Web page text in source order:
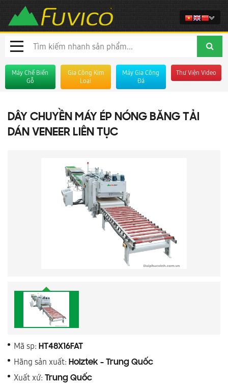
Máy Chế Biến
Gỗ
Gia Công Kim
Loại
Máy Gia Công
Đá
Thư Viện Video
DÂY CHUYỀN MÁY ÉP NÓNG BĂNG TẢI
DÁN VENEER LIÊN TỤC
Mã sp: HT48X16FAT
Hãng sản xuất: Holztek - Trung Quốc
Xuất xứ: Trung Quốc